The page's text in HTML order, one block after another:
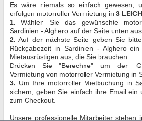
Es wäre niemals so einfach gewesen,
erfolgen motorroller Vermietung in3
1. Wählen Sie das gewünschte
Sardinien - Alghero auf der Seite unten aus.
2. Auf der nächste Seite geben Sie
Rückgabezeit in Sardinien - Alghero
Mietausrüstigen aus, die Sie brauchen.
Drücken Sie "Berechne" um den
Vermietung von motorroller Vermietung in
3. Um Ihre motorroller Mietbuchung in
sichern, geben Sie einfach ihre Email ein
zum Checkout.
Unsere professionelle Mitarbeiter stehen